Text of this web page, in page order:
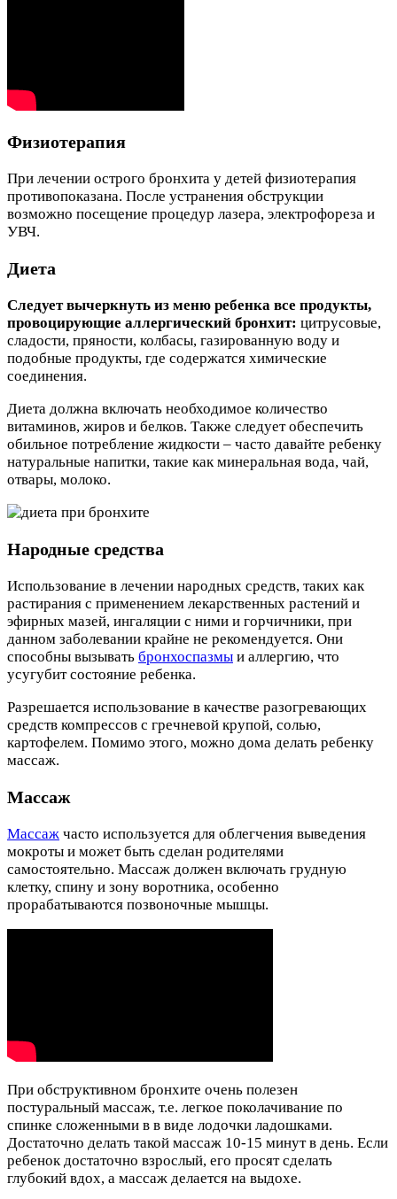
Физиотерапия
При лечении острого бронхита у детей физиотерапия
противопоказана. После устранения обструкции
возможно посещение процедур лазера, электрофореза и
УВЧ.
Диета
Следует вычеркнуть из меню ребенка все продукты,
провоцирующие аллергический бронхит: цитрусовые,
сладости, пряности, колбасы, газированную воду и
подобные продукты, где содержатся химические
соединения.
Диета должна включать необходимое количество
витаминов, жиров и белков. Также следует обеспечить
обильное потребление жидкости – часто давайте ребенку
натуральные напитки, такие как минеральная вода, чай,
отвары, молоко.
Народные средства
Использование в лечении народных средств, таких как
растирания с применением лекарственных растений и
эфирных мазей, ингаляции с ними и горчичники, при
данном заболевании крайне не рекомендуется. Они
способны вызывать бронхоспазмы и аллергию, что
усугубит состояние ребенка.
Разрешается использование в качестве разогревающих
средств компрессов с гречневой крупой, солью,
картофелем. Помимо этого, можно дома делать ребенку
массаж.
Массаж
Массаж часто используется для облегчения выведения
мокроты и может быть сделан родителями
самостоятельно. Массаж должен включать грудную
клетку, спину и зону воротника, особенно
прорабатываются позвоночные мышцы.
При обструктивном бронхите очень полезен
постуральный массаж, т.е. легкое поколачивание по
спинке сложенными в в виде лодочки ладошками.
Достаточно делать такой массаж 10-15 минут в день. Если
ребенок достаточно взрослый, его просят сделать
глубокий вдох, а массаж делается на выдохе.